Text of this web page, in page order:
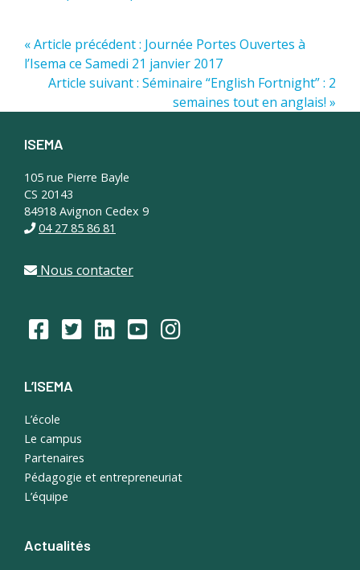
« Article précédent : Journée Portes Ouvertes à
l’Isema ce Samedi 21 janvier 2017
Article suivant : Séminaire “English Fortnight” : 2
semaines tout en anglais! »
Footer
ISEMA
105 rue Pierre Bayle
CS 20143
84918 Avignon Cedex 9
04 27 85 86 81
Nous contacter
L’ISEMA
L’école
Le campus
Partenaires
Pédagogie et entrepreneuriat
L’équipe
Actualités